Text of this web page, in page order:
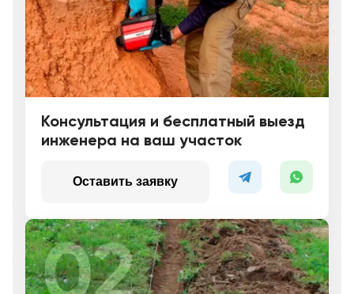
Консультация и бесплатный выезд
инженера на ваш участок
Оставить заявку